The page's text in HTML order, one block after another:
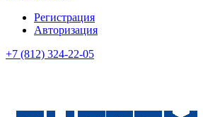
Регистрация
Авторизация
+7 (812) 324-22-05